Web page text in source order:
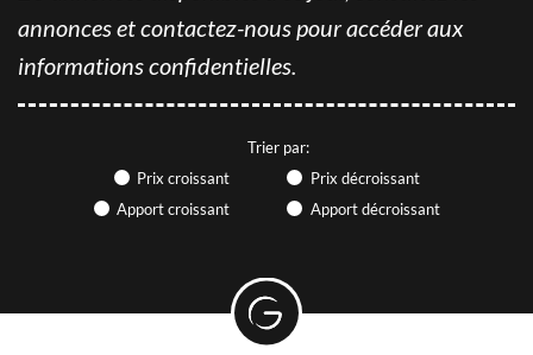
NOUS CONTACTER
VOTRE COMPTE GRAVITAO
Grâce à votre compte GRAVITAO, si vous êtes acquéreur,
vous pouvez accéder à nos nouveautés en avant première,
vous pilotez votre recherche 7/7 et 24/24 !
Si vous êtes propriétaire, vous pouvez accéder à votre avis
annonces et contactez-nous pour accéder aux
informations confidentielles.
Trier par:
Prix croissant
Prix décroissant
Apport croissant
Apport décroissant